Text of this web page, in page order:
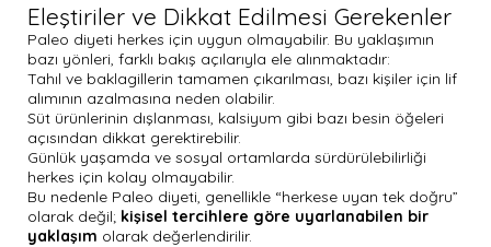
Eleştiriler ve Dikkat Edilmesi Gerekenler
Paleo diyeti herkes için uygun olmayabilir. Bu yaklaşımın
bazı yönleri, farklı bakış açılarıyla ele alınmaktadır:
Tahıl ve baklagillerin tamamen çıkarılması, bazı kişiler için lif
alımının azalmasına neden olabilir.
Süt ürünlerinin dışlanması, kalsiyum gibi bazı besin öğeleri
açısından dikkat gerektirebilir.
Günlük yaşamda ve sosyal ortamlarda sürdürülebilirliği
herkes için kolay olmayabilir.
Bu nedenle Paleo diyeti, genellikle “herkese uyan tek doğru”
olarak değil; kişisel tercihlere göre uyarlanabilen bir
yaklaşım olarak değerlendirilir.